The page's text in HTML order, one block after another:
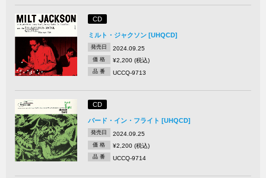
CD
ミルト・ジャクソン [UHQCD]
発売日 2024.09.25
価 格 ¥2,200 (税込)
品 番 UCCQ-9713
CD
バード・イン・フライト [UHQCD]
発売日 2024.09.25
価 格 ¥2,200 (税込)
品 番 UCCQ-9714